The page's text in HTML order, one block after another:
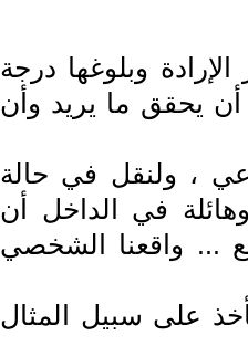
وبلوغها درجة
أن يحقق ما يريد وأن
، ولنقل في حالة
في الداخل أن
... واقعنا الشخصي
على سبيل المثال